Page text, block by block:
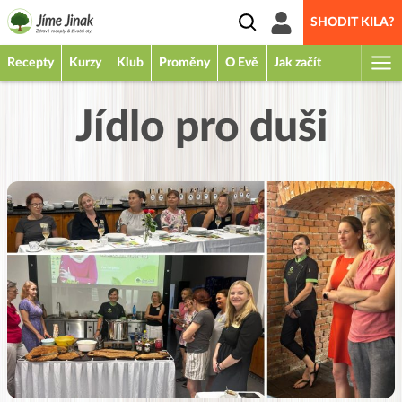
SHODIT KILA?
Recepty Kurzy Klub Proměny O Evě Jak začít
Jídlo pro duši